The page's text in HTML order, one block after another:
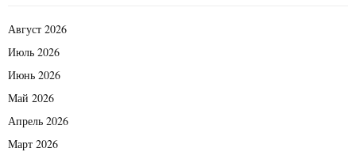
Август 2026
Июль 2026
Июнь 2026
Май 2026
Апрель 2026
Март 2026